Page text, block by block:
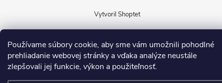
Používame súbory cookie, aby sme vám umožnili pohodlné
prehliadanie webovej stránky a vďaka analýze neustále
zlepšovali jej funkcie, výkon a použiteľnosť.
Vytvoril Shoptet